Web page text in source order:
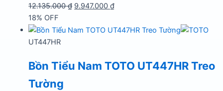
12.135.000₫ Giá
là:
9.947.000₫Giá
tại
18% OFF
UT447HR
Bồn Tiểu Nam TOTO UT447HR Treo
Tường